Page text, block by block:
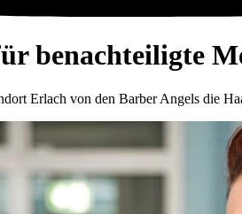
benachteiligte
Erlach von den Barber Angels die